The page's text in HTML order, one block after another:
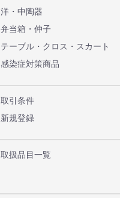
洋・中陶器
弁当箱・仲子
テーブル・クロス・スカート
感染症対策商品
取引条件
新規登録
取扱品目一覧